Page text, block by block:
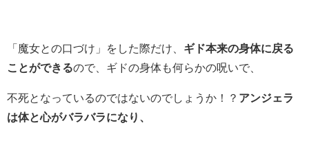
「魔女との口づけ」をした際だけ、 ギド本来の身体に戻る
ことができるので、ギドの身体も何らかの呪いで、
不死となっているのではないのでしょうか！？ アンジェラ
は体と心がバラバラになり、